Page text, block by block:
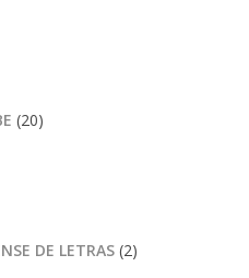
(20)
DE LETRAS (2)